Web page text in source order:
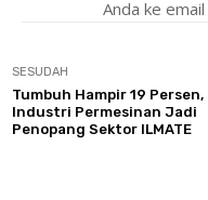
Anda ke email
SESUDAH
Tumbuh Hampir 19 Persen,
Industri Permesinan Jadi
Penopang Sektor ILMATE